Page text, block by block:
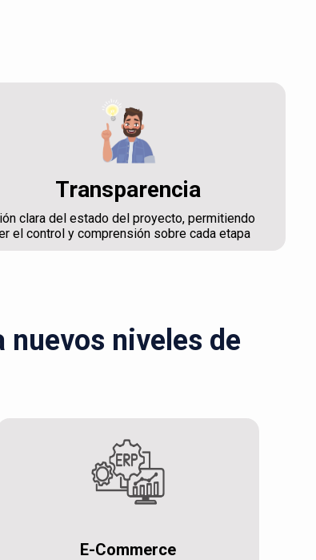
Transparencia
clara del estado del proyecto, permitiendo
el control y comprensión sobre cada etapa
nuevos niveles de
E-Commerce